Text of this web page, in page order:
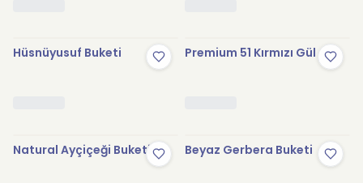
Hüsnüyusuf Buketi Premium 51 Kırmızı Gül
Natural Ayçiçeği Buketi Beyaz Gerbera Buketi